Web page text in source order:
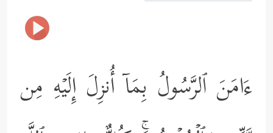
ءَامَنَ ٱلرَّسُولُ بِمَاۤ أُنزِلَ إِلَیۡهِ مِن